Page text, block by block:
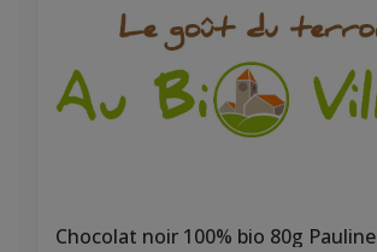
Chocolat noir 100% bio 80g Pauline